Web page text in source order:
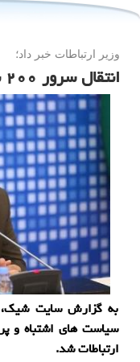
وزیر ارتباطات خبر داد؛
انتقال سرور ۲۰۰ بازی به ایران تا پاییز
به گزارش سایت شیک،
سیاست های اشتباه و
ارتباطات شد.